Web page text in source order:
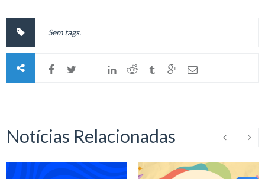
Sem tags.
Notícias Relacionadas